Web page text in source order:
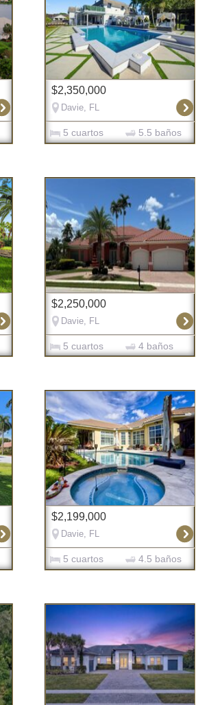
$2,350,000
Davie, FL
5 cuartos 5.5 baños
$2,250,000
Davie, FL
5 cuartos 4 baños
$2,199,000
Davie, FL
5 cuartos 4.5 baños